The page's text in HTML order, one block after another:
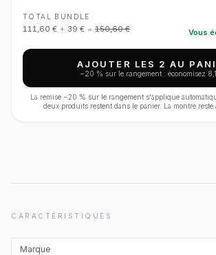
TOTAL BUNDLE
111,60 € + 39 € = 150,60 € Vous
AJOUTER LES 2 AU
−20 % sur le rangement : économisez
La remise −20 % sur le rangement s'applique
deux produits restent dans le panier. La montre reste
CARACTÉRISTIQUES
Marque